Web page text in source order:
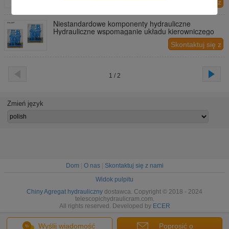
Skontaktuj się z
nami
Niestandardowe komponenty hydrauliczne
Hydrauliczne wspomaganie układu kierowniczego
Skontaktuj się z
1 / 2
Wyślij wiadomość Poprosić o
Zmień język
Dom O nas|
Skontaktuj się z nami
Widok pulpitu
Chiny Agregat hydrauliczny dostawca. Copyright © 2018 - 2024
telescopichydraulicram.com.
All rights reserved. Developed by ECER